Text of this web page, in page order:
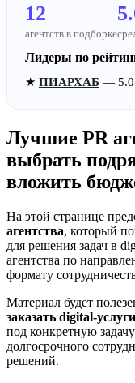
12
агентств в подборке
Лидеры по
★ ПИАРХАБ — 5.0
Лучшие PR
выбрать
вложить
На этой странице
агентства, который
для решения задач в
агентства по
формату
Материал будет
заказать digital-
под конкретную
долгосрочного
решений.